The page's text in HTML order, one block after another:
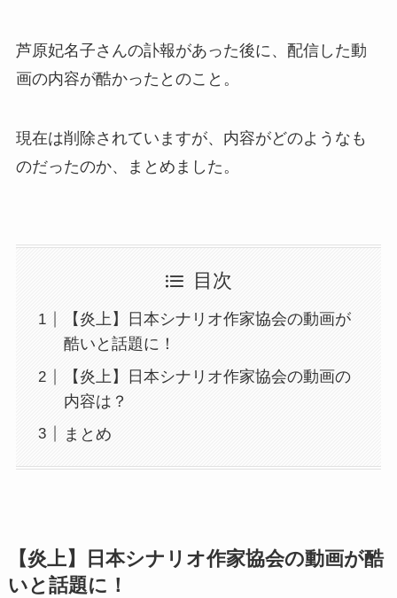
芦原妃名子さんの訃報があった後に、配信した動
画の内容が酷かったとのこと。
現在は削除されていますが、内容がどのようなも
のだったのか、まとめました。
目次
【炎上】日本シナリオ作家協会の動画が
酷いと話題に！
【炎上】日本シナリオ作家協会の動画の
内容は？
まとめ
【炎上】日本シナリオ作家協会の動画が酷
いと話題に！